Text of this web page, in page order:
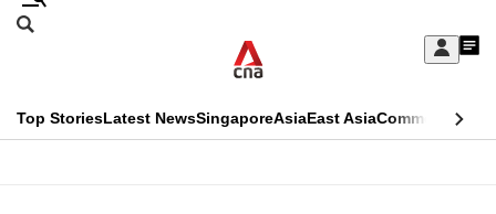
Skip
Sign
My
menu
Search
CNAR
Top StoriesLatest NewsSingaporeAsiaEast AsiaCommentary
This